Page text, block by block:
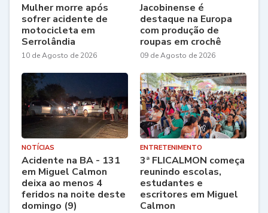
Mulher morre após
sofrer acidente de
motocicleta em
Serrolândia
10 de Agosto de 2026
Jacobinense é
destaque na Europa
com produção de
roupas em crochê
09 de Agosto de 2026
NOTÍCIAS
Acidente na BA - 131
em Miguel Calmon
deixa ao menos 4
feridos na noite deste
domingo (9)
ENTRETENIMENTO
3ª FLICALMON começa
reunindo escolas,
estudantes e
escritores em Miguel
Calmon